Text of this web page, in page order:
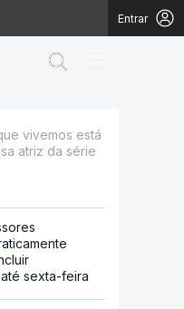
Entrar
série
vivemos está
atriz da série
sexta-feira